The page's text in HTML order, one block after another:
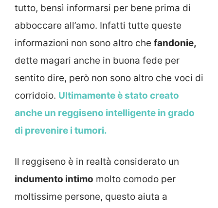
tutto, bensì informarsi per bene prima di
abboccare all’amo. Infatti tutte queste
informazioni non sono altro che fandonie,
dette magari anche in buona fede per
sentito dire, però non sono altro che voci di
corridoio. Ultimamente è stato creato
anche un reggiseno intelligente in grado
di prevenire i tumori.
Il reggiseno è in realtà considerato un
indumento intimo molto comodo per
moltissime persone, questo aiuta a